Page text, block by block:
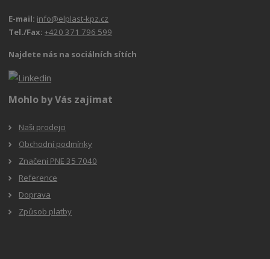
E-mail: info@elplast-kpz.cz
Tel./Fax:+420 371 796 599
Najdete nás na sociálních sítích
Mohlo by Vás zajímat
Naši prodejci
Obchodní podmínky
Značení PNE 35 7040
Reference
Doprava
Způsob platby